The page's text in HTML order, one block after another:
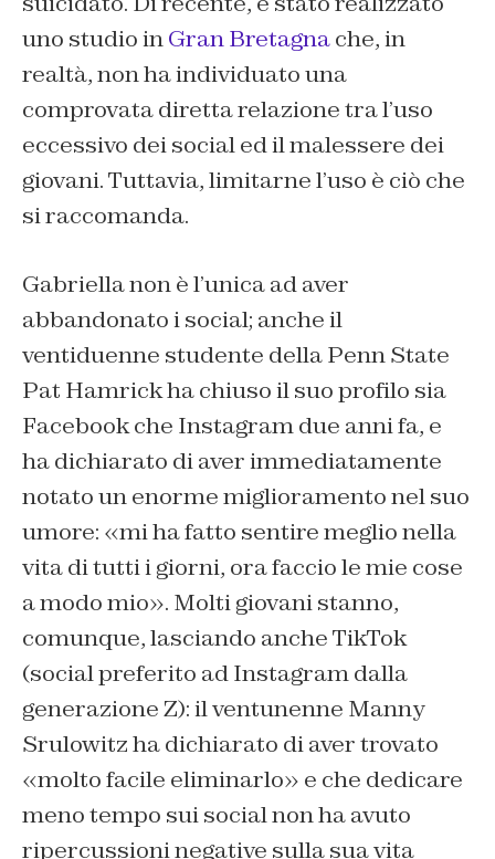
uno studio inGran Bretagnache, in
realtà, non ha individuato una
comprovata diretta relazione tra l’uso
eccessivo dei social ed il malessere dei
giovani. Tuttavia, limitarne l’uso è ciò che
si raccomanda.
Gabriella non è l’unica ad aver
abbandonato i social; anche il
ventiduenne studente della Penn State
Pat Hamrick ha chiuso il suo profilo sia
Facebook che Instagram due anni fa, e
ha dichiarato di aver immediatamente
notato un enorme miglioramento nel suo
umore: «mi ha fatto sentire meglio nella
vita di tutti i giorni, ora faccio le mie cose
a modo mio». Molti giovani stanno,
comunque, lasciando anche TikTok
(social preferito ad Instagram dalla
generazione Z): il ventunenne Manny
Srulowitz ha dichiarato di aver trovato
«molto facile eliminarlo» e che dedicare
meno tempo sui social non ha avuto
ripercussioni negative sulla sua vita